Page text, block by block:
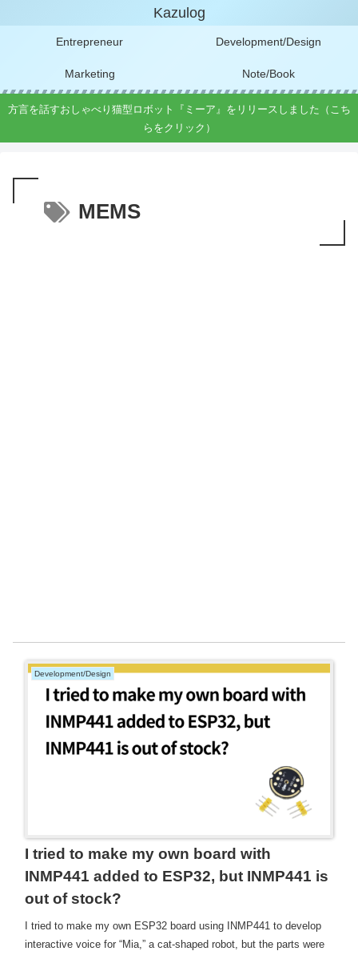
Kazulog
Entrepreneur Development/Design
Marketing Note/Book
方言を話すおしゃべり猫型ロボット『ミーア』をリリースしました（こち
らをクリック）
MEMS
Development/Design
I tried to make my own board with
INMP441 added to ESP32, but INMP441 is
out of stock?
I tried to make my own ESP32 board using INMP441 to develop
interactive voice for “Mia,” a cat-shaped robot, but the parts were